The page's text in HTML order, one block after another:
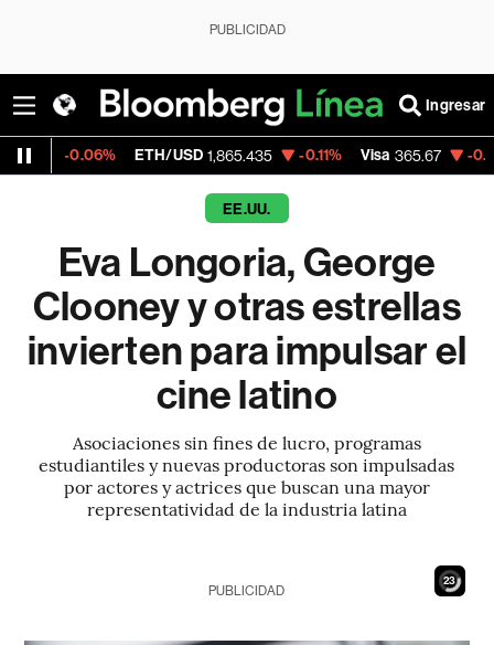
PUBLICIDAD
Ingresar
ETH/USD 1,865.435 -0.11% Visa 365.67 -0.13%
EE.UU.
Eva Longoria, George
Clooney y otras estrellas
invierten para impulsar el
cine latino
Asociaciones sin fines de lucro, programas
estudiantiles y nuevas productoras son impulsadas
por actores y actrices que buscan una mayor
representatividad de la industria latina
21
PUBLICIDAD